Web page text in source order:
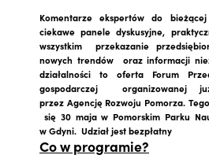
Komentarze ekspertów do
ciekawe panele dyskusyjne,
wszystkim przekazanie
nowych trendów oraz informacji
działalności to oferta Forum
gospodarczej organizowanej
przez Agencję Rozwoju Pomorza.
się 30 maja w Pomorskim Parku
w Gdyni. Udział jest bezpłatny
Co w programie?